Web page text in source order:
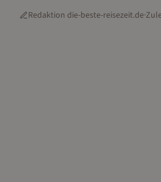
Redaktion die-beste-reisezeit.de·